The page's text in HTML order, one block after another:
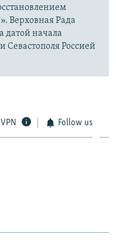
Верховная Рада
датой начала
Россией
Follow us